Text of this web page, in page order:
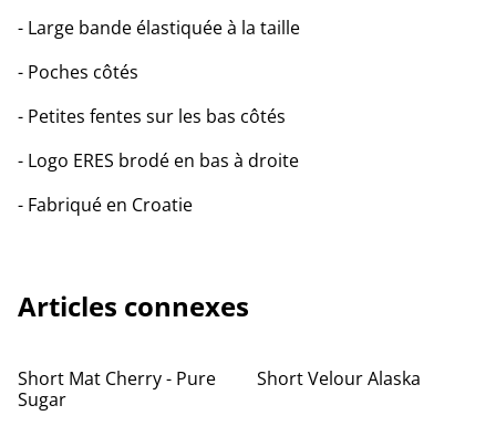
- Large bande élastiquée à la taille
- Poches côtés
- Petites fentes sur les bas côtés
- Logo ERES brodé en bas à droite
- Fabriqué en Croatie
Articles connexes
Short Mat Cherry - Pure
Sugar
Short Velour Alaska